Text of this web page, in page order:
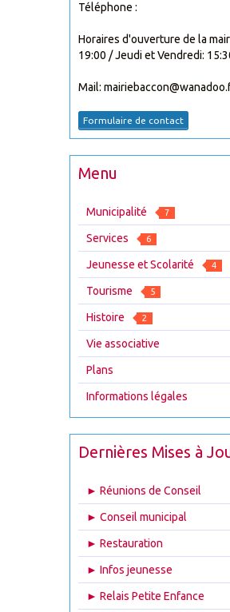
Téléphone :
Horaires d'ouverture de la
19:00 / Jeudi et Vendredi:
Mail:
Formulaire de contact
Menu
Municipalité 7
Services 6
Jeunesse et Scolarité 4
Tourisme 5
Histoire 2
Vie associative
Plans
Informations légales
Dernières Mises à
► Réunions de Conseil
► Conseil municipal
► Restauration
► Infos jeunesse
► Relais Petite Enfance